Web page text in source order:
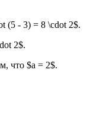
(5 - 3) = 8 \cdot 2$.
2$.
что $a = 2$.